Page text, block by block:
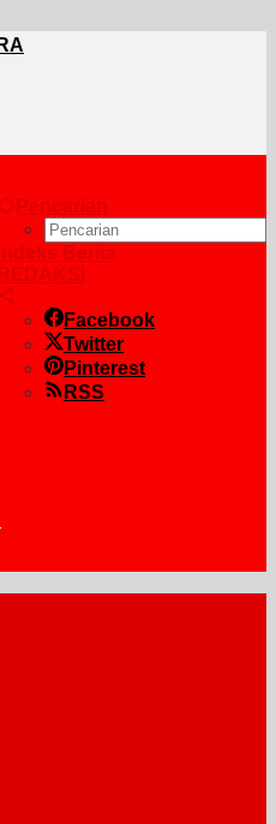
Pencarian
Indeks Berita
REDAKSI
Facebook
Twitter
Pinterest
RSS